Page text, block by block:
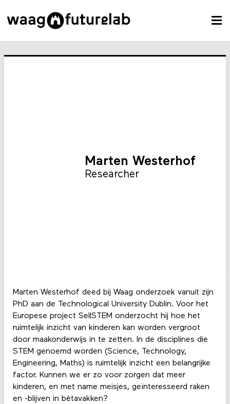
Marten Westerhof
Researcher
Marten Westerhof deed bij Waag onderzoek vanuit zijn
PhD aan de Technological University Dublin. Voor het
Europese project SellSTEM onderzocht hij hoe het
ruimtelijk inzicht van kinderen kan worden vergroot
door maakonderwijs in te zetten. In de disciplines die
STEM genoemd worden (Science, Technology,
Engineering, Maths) is ruimtelijk inzicht een belangrijke
factor. Kunnen we er zo voor zorgen dat meer
kinderen, en met name meisjes, geïnteresseerd raken
en -blijven in bètavakken?